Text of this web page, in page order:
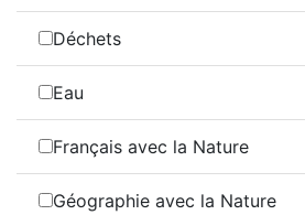
Déchets
Eau
Français avec la Nature
Géographie avec la Nature